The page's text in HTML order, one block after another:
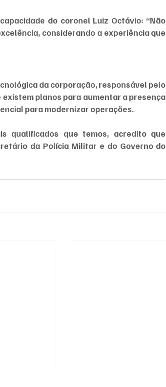
do coronel Luiz Octávio: “Não
considerando a experiência que
da corporação, responsável pelo
planos para aumentar a presença
para modernizar operações.
qualificados que temos, acredito que
da Polícia Militar e do Governo do